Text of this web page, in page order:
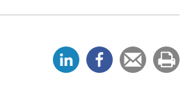
e
e
Tipsa
en
ut